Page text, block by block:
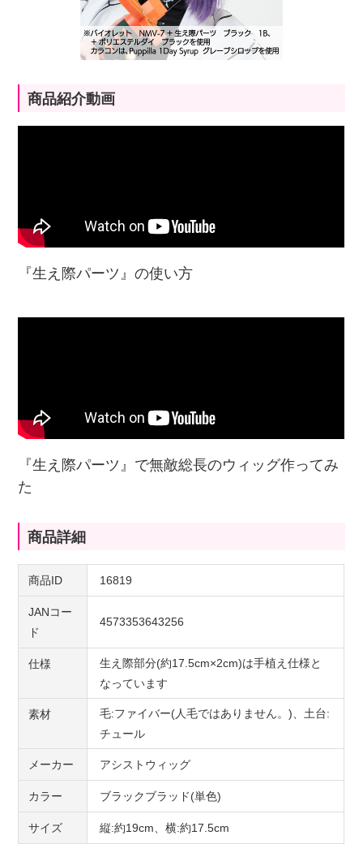
商品紹介動画
『生え際パーツ』の使い方
『生え際パーツ』で無敵総長のウィッグ作ってみ
た
商品詳細
商品ID 16819
JANコー
ド
4573353643256
仕様
生え際部分(約17.5cm×2cm)は手植え仕様と
なっています
素材
毛:ファイバー(人毛ではありません。)、土台:
チュール
メーカー アシストウィッグ
カラー ブラックブラッド(単色)
サイズ 縦:約19cm、横:約17.5cm